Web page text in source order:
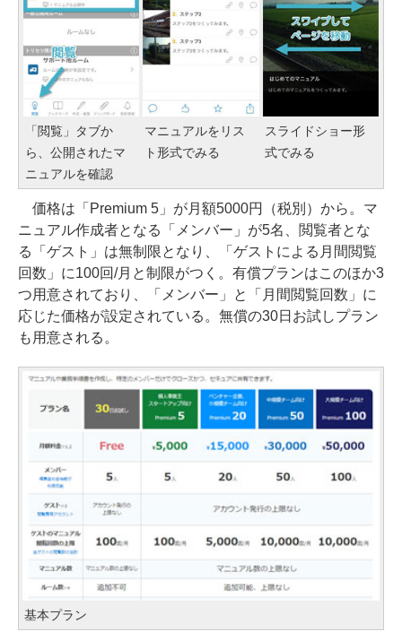
「閲覧」タブか
ら、公開されたマ
ニュアルを確認
マニュアルをリス
ト形式でみる
スライドショー形
式でみる
価格は「Premium 5」が月額5000円（税別）から。マ
ニュアル作成者となる「メンバー」が5名、閲覧者とな
る「ゲスト」は無制限となり、「ゲストによる月間閲覧
回数」に100回/月と制限がつく。有償プランはこのほか3
つ用意されており、「メンバー」と「月間閲覧回数」に
応じた価格が設定されている。無償の30日お試しプラン
も用意される。
基本プラン